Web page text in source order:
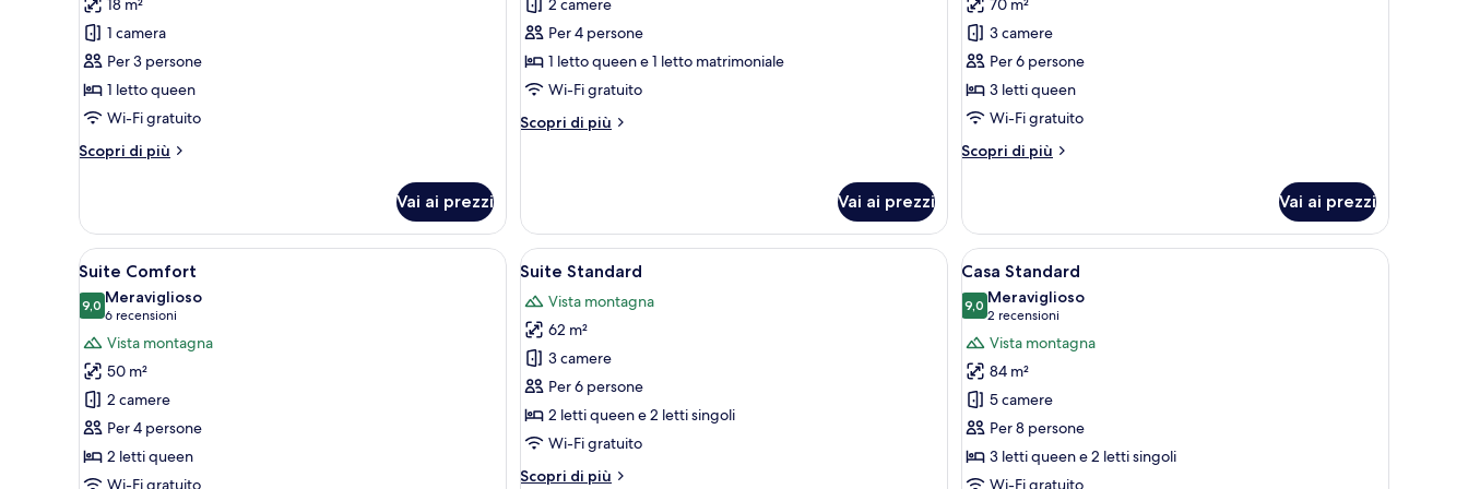
Doppia
Basic,
1
camera
da
letto
18 m²
1 camera
Per 3 persone
1 letto queen
Wi-Fi gratuito
Scopri di più
Altri
Basic,
camera
letto
Vai ai prezzi
Camera
Standard
(2
Bedrooms,
up
2 camere
Per 4 persone
1 letto queen e 1 letto matrimoniale
Wi-Fi gratuito
Scopri di più
Altri
(2
Bedrooms,
up
to
4
Guests)
Vai ai prezzi
Appartamento
Comfort,
3
camere
da
letto
70 m²
3 camere
Per 6 persone
3 letti queen
Wi-Fi gratuito
Scopri di più
Altri
Comfort,
camere
letto
Vai ai prezzi
Apri
tutte
le
foto
per
Suite
Comfort
Un ambiente compatto con angolo cottura, zona pranzo e una scala.
6
Suite Comfort
9,09,0 su 10
Meraviglioso
6 recensioni
(6
recensioni)
Vista montagna
50 m²
2 camere
Per 4 persone
2 letti queen
Wi-Fi gratuito
Apri
tutte
le
foto
per
Suite
Standard
Una cucina compatta con mobili bianchi, un forno a microonde, una macchina da caffè e un lavello.
9
Suite Standard
Vista montagna
62 m²
3 camere
Per 6 persone
2 letti queen e 2 letti singoli
Wi-Fi gratuito
Scopri di più
Altri
Apri
tutte
le
foto
per
Casa
Standard
Una camera da letto con un letto, comodini,
7
Casa Standard
9,09,0 su 10
Meraviglioso
2 recensioni
(2
recensioni)
Vista montagna
84 m²
5 camere
Per 8 persone
3 letti queen e 2 letti singoli
Wi-Fi gratuito